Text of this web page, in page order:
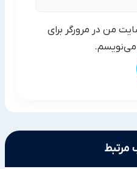
من در مرورگر برای
می‌نویسم.
مرتبط